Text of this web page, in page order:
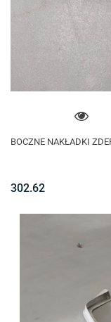
BOCZNE NAKŁADKI
302.62